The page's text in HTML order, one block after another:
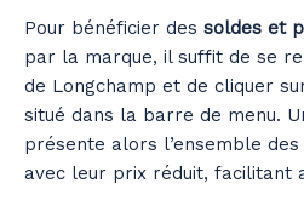
Pour bénéficier des soldes et
par la marque, il suffit de se
de Longchamp et de cliquer
situé dans la barre de menu.
présente alors l’ensemble
avec leur prix réduit, facilitant